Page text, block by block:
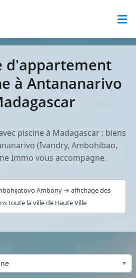
d'appartement
à Antananarivo
piscine à Madagascar : biens
(Ivandry, Ambohibao,
Immo vous accompagne.
Ambony → affichage des
toute la ville de Haute Ville